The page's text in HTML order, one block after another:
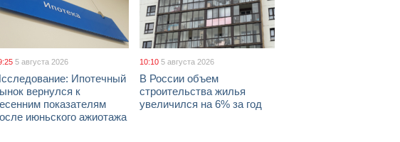
5 августа 2026
Ипотечный
вернулся к
показателям
июньского ажиотажа
10:10 5 августа 2026
В России объем
строительства жилья
увеличился на 6% за год